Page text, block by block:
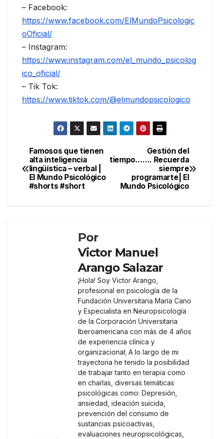
– Facebook:
https://www.facebook.com/ElMundoPsicologic
oOficial/
– Instagram:
https://www.instagram.com/el_mundo_psicolog
ico_oficial/
– Tik Tok:
https://www.tiktok.com/@elmundopsicologico
Navegación
de
entradas
Gestión del
tiempo……. Recuerda
siempre
programarte| El
Mundo Psicológico
Famosos que tienen
alta inteligencia
lingüística – verbal |
El Mundo Psicológico
#shorts #short
Por
Victor Manuel
Arango Salazar
¡Hola! Soy Victor Arango,
profesional en psicología de la
Fundación Universitaria María Cano
y Especialista en Neuropsicología
de la Corporación Universitaria
Iberoamericana con más de 4 años
de experiencia clínica y
organizacional; A lo largo de mi
trayectoria he tenido la posibilidad
de trabajar tanto en terapia como
en charlas, diversas temáticas
psicológicas como: Depresión,
ansiedad, ideación suicida,
prevención del consumo de
sustancias psicoactivas,
evaluaciones neuropsicológicas,